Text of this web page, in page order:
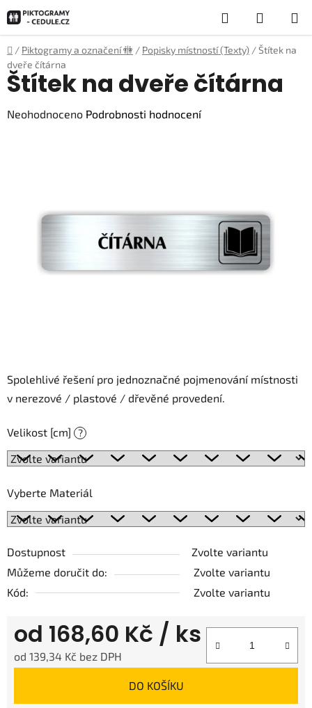
na
obsah
Hledat
KOŠÍK
Domů
/ Piktogramy a označení 🚻 / Popisky místností (Texty) /Štítek na
dveře čítárna
Spolehlivé řešení pro jednoznačné pojmenování místnosti
v nerezové / plastové / dřevěné provedení.
Velikost [cm] ?
Vyberte Materiál
Dostupnost
Zvolte variantu
Můžeme doručit do:
Zvolte variantu
Kód:
Zvolte variantu
od 168,60 Kč / ks
od 139,34 Kč bez DPH
DO KOŠÍKU
Štítek na dveře čítárna
Průměrné
Neohodnoceno Podrobnosti hodnocení